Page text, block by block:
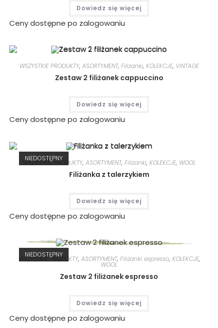
Dowiedz się więcej
Ceny dostępne po zalogowaniu
WSZYSTKIE PRODUKTY, ASORTYMENT, Filiżanki, KOLEKCJE, VINTAGE
Zestaw 2 filiżanek cappuccino
Dowiedz się więcej
Ceny dostępne po zalogowaniu
NIEDOSTĘPNY
WSZYSTKIE PRODUKTY, ASORTYMENT, Filiżanki, KOLEKCJE, WOOL
Filiżanka z talerzykiem
Dowiedz się więcej
Ceny dostępne po zalogowaniu
NIEDOSTĘPNY
WSZYSTKIE PRODUKTY, ASORTYMENT, Filiżanki espresso, KOLEKCJE,
WOOL
Zestaw 2 filiżanek espresso
Dowiedz się więcej
Ceny dostępne po zalogowaniu